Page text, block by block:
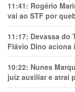
11:41: Rogério
vai ao STF por
11:17: Devassa do
Flávio Dino aciona
10:22: Nunes
juiz auxiliar e atrai